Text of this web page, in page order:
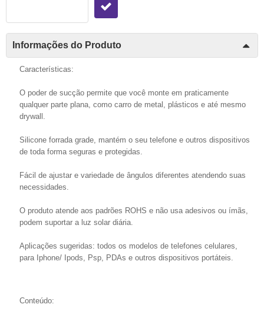
Informações do Produto
Características:
O poder de sucção permite que você monte em praticamente
qualquer parte plana, como carro de metal, plásticos e até mesmo
drywall.
Silicone forrada grade, mantém o seu telefone e outros dispositivos
de toda forma seguras e protegidas.
Fácil de ajustar e variedade de ângulos diferentes atendendo suas
necessidades.
O produto atende aos padrões ROHS e não usa adesivos ou ímãs,
podem suportar a luz solar diária.
Aplicações sugeridas: todos os modelos de telefones celulares,
para Iphone/ Ipods, Psp, PDAs e outros dispositivos portáteis.
Conteúdo: